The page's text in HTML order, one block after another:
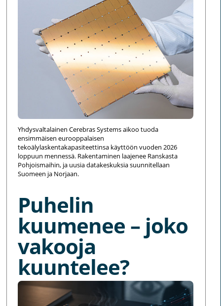
Yhdysvaltalainen Cerebras Systems aikoo tuoda
ensimmäisen eurooppalaisen
tekoälylaskentakapasiteettinsa käyttöön vuoden 2026
loppuun mennessä. Rakentaminen laajenee Ranskasta
Pohjoismaihin, ja uusia datakeskuksia suunnitellaan
Suomeen ja Norjaan.
Puhelin
kuumenee – joko
vakooja
kuuntelee?